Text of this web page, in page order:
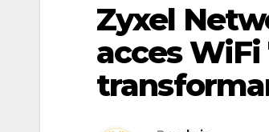
Zyxel
acces